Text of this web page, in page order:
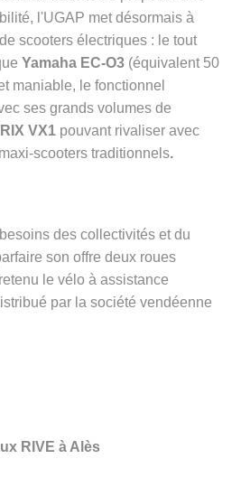
l'UGAP met désormais à
scooters électriques : le tout
Yamaha EC-O3 (équivalent 50
maniable, le fonctionnel
ses grands volumes de
VX1 pouvant rivaliser avec
scooters traditionnels.
des collectivités et du
son offre deux roues
le vélo à assistance
par la société vendéenne
RIVE à Alès